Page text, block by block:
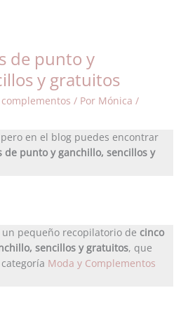
de punto y
y gratuitos
/ Por Mónica/
en el blog puedes encontrar
punto y ganchillo, sencillos y
pequeño recopilatorio de cinco
sencillos y gratuitos, que
Moda y Complementos